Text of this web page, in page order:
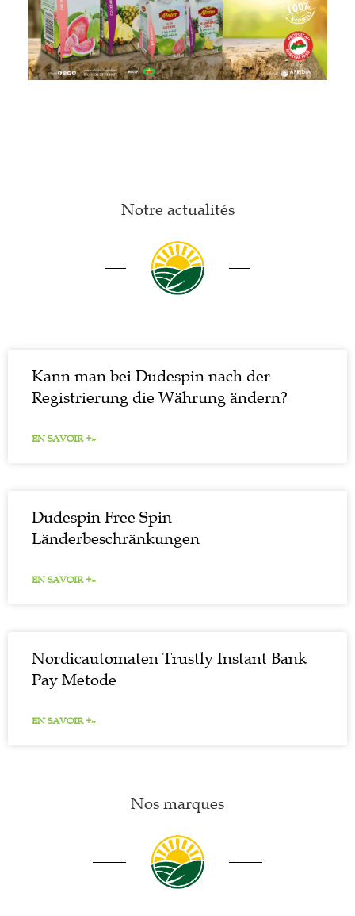
Notre actualités
Kann man bei Dudespin nach der
Registrierung die Währung ändern?
EN SAVOIR +»
Dudespin Free Spin
Länderbeschränkungen
EN SAVOIR +»
Nordicautomaten Trustly Instant Bank
Pay Metode
EN SAVOIR +»
Nos marques